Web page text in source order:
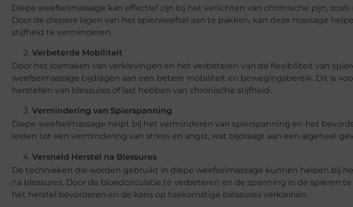
Diepe weefselmassage kan effectief zijn bij het verlichten van chronische pijn,
Door de diepere lagen van het spierweefsel aan te pakken, kan deze massage
stijfheid te verminderen.
Verbeterde Mobiliteit
Door het losmaken van verklevingen en het verbeteren van de flexibiliteit van
weefselmassage bijdragen aan een betere mobiliteit en bewegingsbereik. Dit is
herstellen van blessures of last hebben van chronische stijfheid.
Vermindering van Spierspanning
Diepe weefselmassage helpt bij het verminderen van spierspanning en het
leiden tot een vermindering van stress en angst, wat bijdraagt aan een algeheel
Versneld Herstel na Blessures
De technieken die worden gebruikt in diepe weefselmassage kunnen helpen bij
na blessures. Door de bloedcirculatie te verbeteren en de spanning in de spieren
het herstel bevorderen en de kans op toekomstige blessures verkleinen.